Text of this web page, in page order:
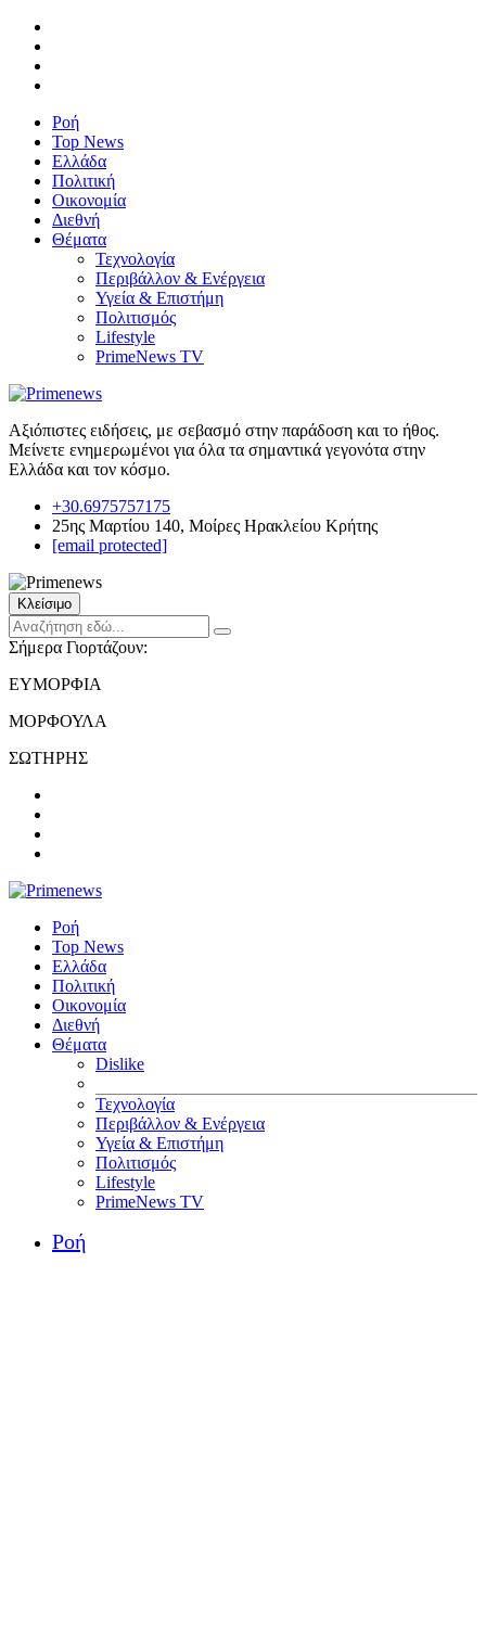
Ροή
Top News
Ελλάδα
Πολιτική
Οικονομία
Διεθνή
Θέματα
Τεχνολογία
Περιβάλλον & Ενέργεια
Υγεία & Επιστήμη
Πολιτισμός
Lifestyle
PrimeNews TV
Αξιόπιστες ειδήσεις, με σεβασμό στην παράδοση και το ήθος.
Μείνετε ενημερωμένοι για όλα τα σημαντικά γεγονότα στην
Ελλάδα και τον κόσμο.
+30.6975757175
25ης Μαρτίου 140, Μοίρες Ηρακλείου Κρήτης
[email protected]
Κλείσιμο
Σήμερα Γιορτάζουν:
ΕΥΜΟΡΦΙΑ
ΜΟΡΦΟΥΛΑ
ΣΩΤΗΡΗΣ
Ροή
Top News
Ελλάδα
Πολιτική
Οικονομία
Διεθνή
Θέματα
Dislike
Τεχνολογία
Περιβάλλον & Ενέργεια
Υγεία & Επιστήμη
Πολιτισμός
Lifestyle
PrimeNews TV
Ροή